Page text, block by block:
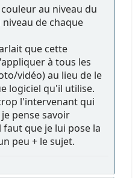
au niveau du
de chaque
que cette
à tous les
vidéo) au lieu de le
logiciel qu'il utilise.
l'intervenant qui
pense savoir
que je lui pose la
peu + le sujet.